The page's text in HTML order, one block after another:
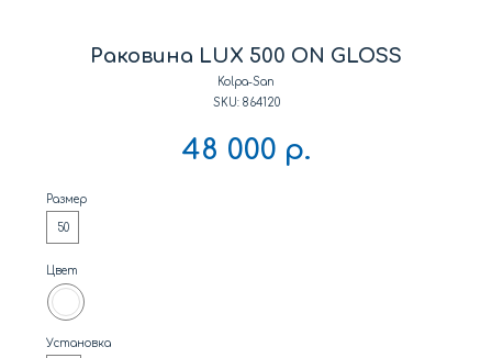
Раковина LUX 500 ON GLOSS
Kolpa-San
SKU: 864120
48 000 р.
Размер
50
Цвет
Установка